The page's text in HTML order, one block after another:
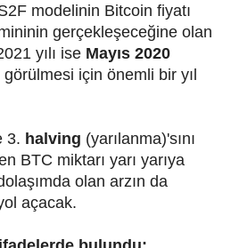
modelinin Bitcoin fiyatı
gerçekleşeceğine olan
yılı ise Mayıs 2020
için önemli bir yıl
3. halving (yarılanma)'sını
BTC miktarı yarı yarıya
olan arzın da
açacak.